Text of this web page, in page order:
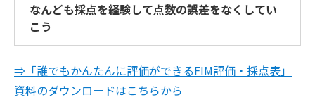
なんども採点を経験して点数の誤差をなくしてい
こう
⇒「誰でもかんたんに評価ができるFIM評価・採点表」
資料のダウンロードはこちらから